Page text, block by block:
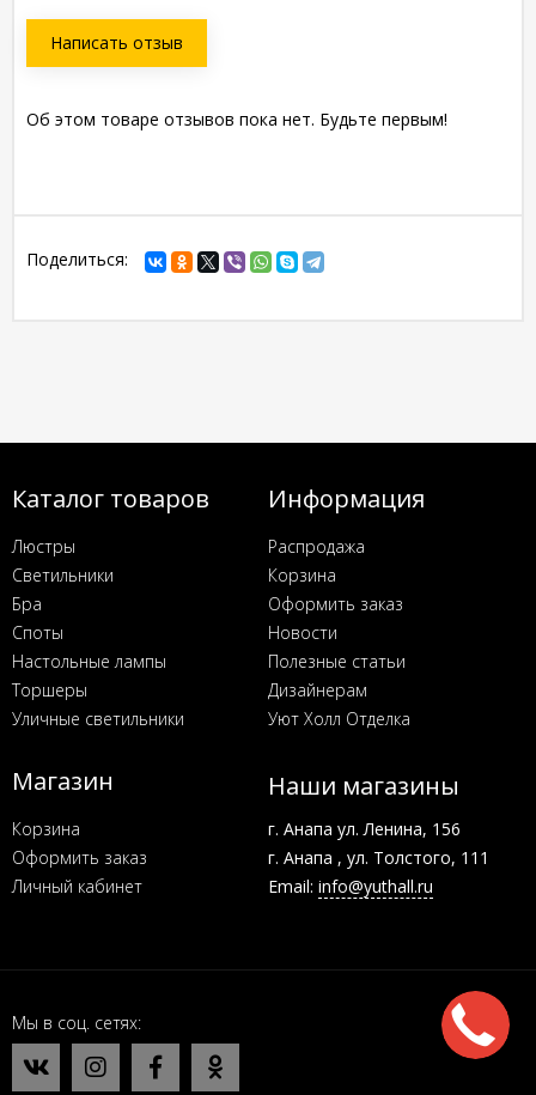
Написать отзыв
Об этом товаре отзывов пока нет. Будьте первым!
Поделиться:
Каталог товаров
Люстры
Светильники
Бра
Споты
Настольные лампы
Торшеры
Уличные светильники
Информация
Распродажа
Корзина
Оформить заказ
Новости
Полезные статьи
Дизайнерам
Уют Холл Отделка
Магазин
Корзина
Оформить заказ
Личный кабинет
Наши магазины
г. Анапа ул. Ленина, 156
г. Анапа , ул. Толстого, 111
Email: info@yuthall.ru
Мы в соц. сетях